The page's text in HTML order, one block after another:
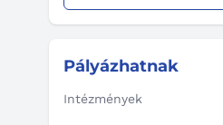
Pályázhatnak
Intézmények